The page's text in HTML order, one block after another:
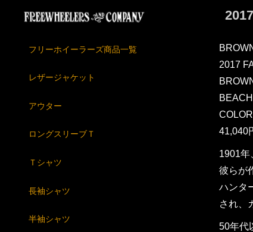
2017
41,040
1901年
彼らが
ハンタ
され、
50年代
フリーホイーラーズ商品一覧
レザージャケット
アウター
ロングスリーブＴ
Ｔシャツ
長袖シャツ
半袖シャツ